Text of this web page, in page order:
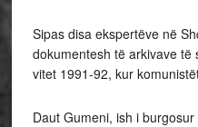
Sipas disa ekspertëve në
dokumentesh të arkivave
vitet 1991-92, kur
Daut Gumeni, ish i